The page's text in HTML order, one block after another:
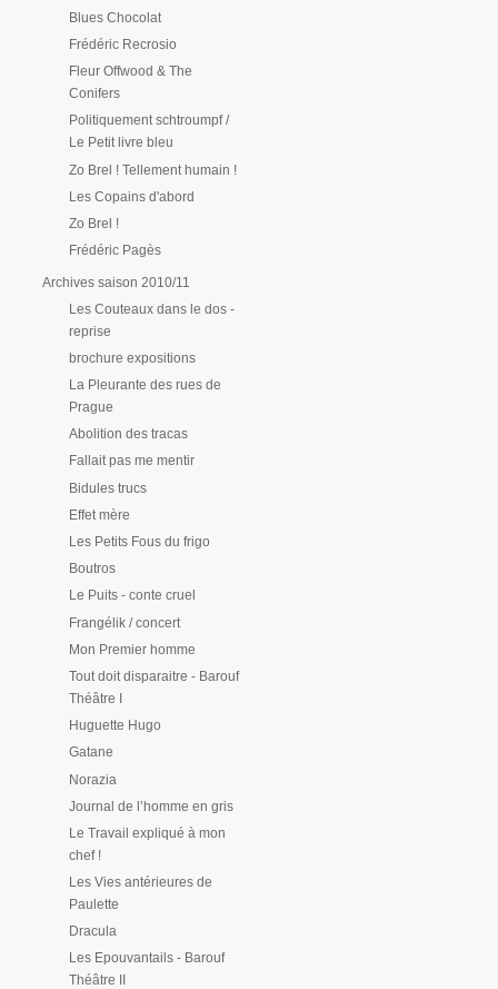
Blues Chocolat
Frédéric Recrosio
Fleur Offwood & The
Conifers
Politiquement schtroumpf /
Le Petit livre bleu
Zo Brel ! Tellement humain !
Les Copains d'abord
Zo Brel !
Frédéric Pagès
Archives saison 2010/11
Les Couteaux dans le dos -
reprise
brochure expositions
La Pleurante des rues de
Prague
Abolition des tracas
Fallait pas me mentir
Bidules trucs
Effet mère
Les Petits Fous du frigo
Boutros
Le Puits - conte cruel
Frangélik / concert
Mon Premier homme
Tout doit disparaitre - Barouf
Théâtre I
Huguette Hugo
Gatane
Norazia
Journal de l’homme en gris
Le Travail expliqué à mon
chef !
Les Vies antérieures de
Paulette
Dracula
Les Epouvantails - Barouf
Théâtre II